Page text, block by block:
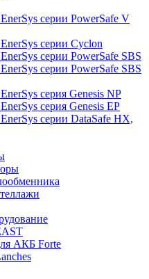
серии PowerSafe V
серии Cyclon
серии PowerSafe SBS
серии PowerSafe SBS
серия Genesis NP
серия Genesis EP
серии DataSafe HX,
АКБ Forte